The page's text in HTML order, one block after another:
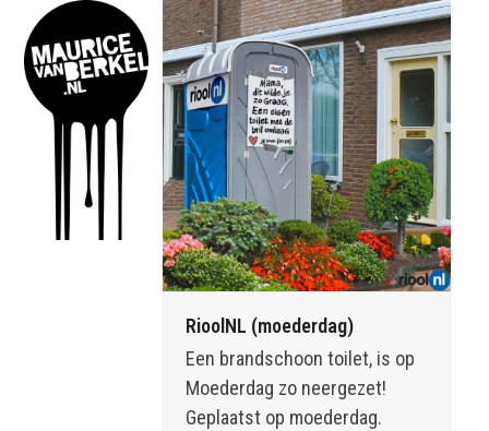
content
Open
mobile
menu
Close
mobile
menu
RioolNL (moederdag)
Een brandschoon toilet, is op
Moederdag zo neergezet!
Geplaatst op moederdag.